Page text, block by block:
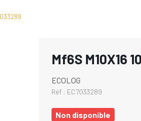
Mf6S M10X16
ECOLOG
Réf : EC7033289
Non disponible